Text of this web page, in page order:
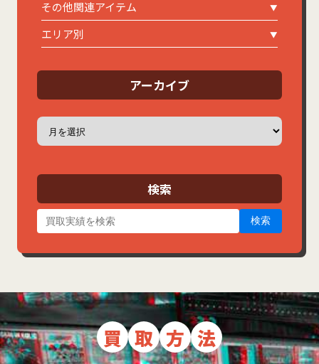
その他関連アイテム
エリア別
アーカイブ
ア
カ
検索
検索
買 取 方 法